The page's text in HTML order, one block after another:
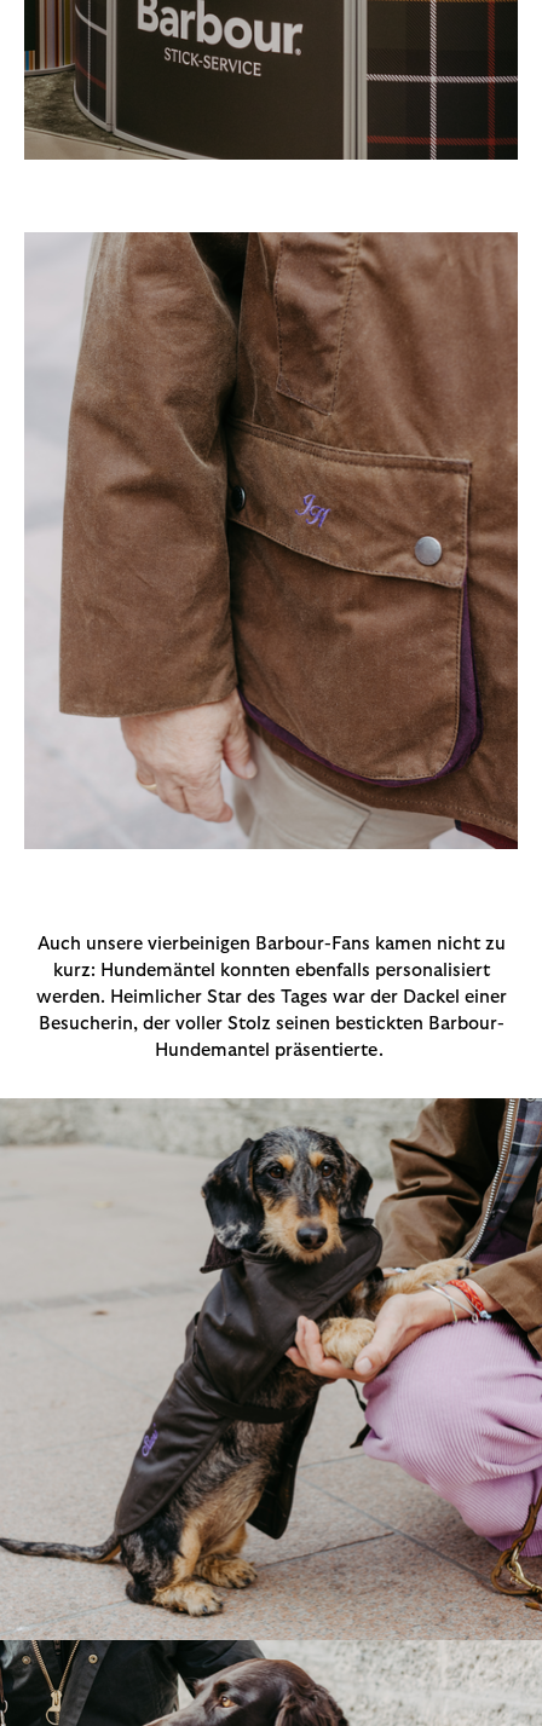
Auch unsere vierbeinigen Barbour-Fans kamen nicht zu
kurz: Hundemäntel konnten ebenfalls personalisiert
werden. Heimlicher Star des Tages war der Dackel einer
Besucherin, der voller Stolz seinen bestickten Barbour-
Hundemantel präsentierte.